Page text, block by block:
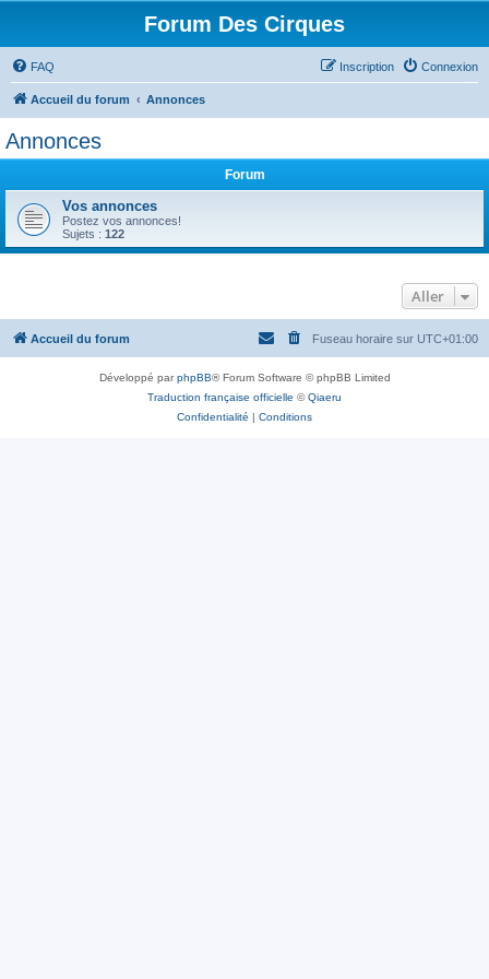
Forum Des Cirques
FAQ Connexion
Inscription
Accueil du forum Annonces
Annonces
Forum
Vos annonces
Postez vos annonces!
Sujets : 122
Aller
Accueil du forum Fuseau horaire sur UTC+01:00
Développé parphpBB® Forum Software © phpBB Limited
Traduction française officielle ©Qiaeru
Confidentialité | Conditions